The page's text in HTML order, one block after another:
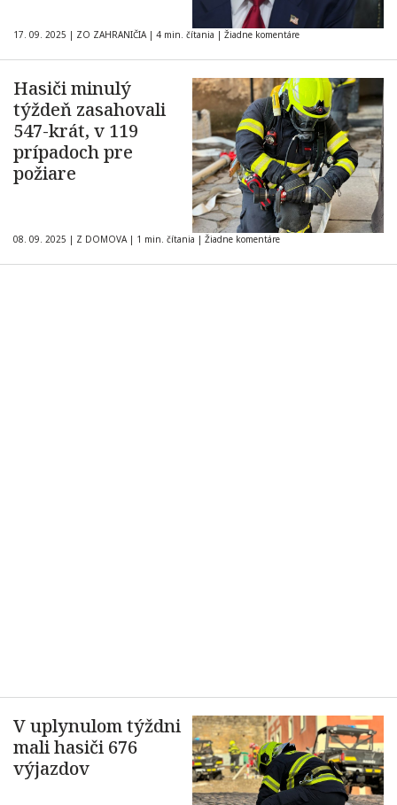
17. 09. 2025 | ZO ZAHRANIČIA | 4 min. čítania | Žiadne komentáre
Hasiči minulý
týždeň zasahovali
547-krát, v 119
prípadoch pre
požiare
08. 09. 2025 | Z DOMOVA | 1 min. čítania | Žiadne komentáre
V uplynulom týždni
mali hasiči 676
výjazdov